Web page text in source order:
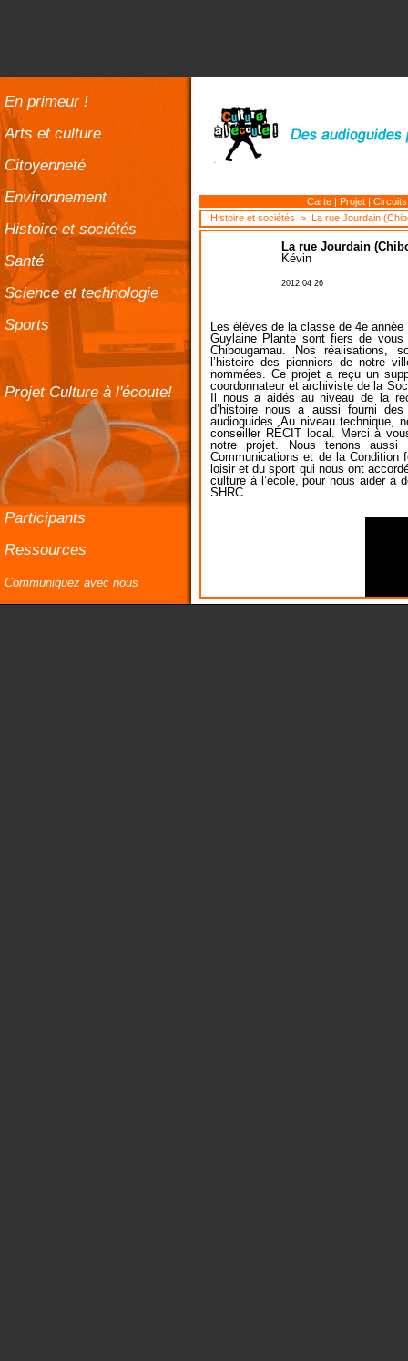
En primeur !
Arts et culture
Citoyenneté
Environnement
Histoire et sociétés
Santé
Science et technologie
Sports
Projet Culture à l'écoute!
Participants
Ressources
Communiquez avec nous
Carte | Projet |
Histoire et sociétés > La rue Jourdain
La rue Jourdain
Kévin
2012 04 26
Les élèves de la classe de 4e
Guylaine Plante sont fiers de
Chibougamau. Nos réalisations,
l’histoire des pionniers de notre
nommées. Ce projet a reçu un
coordonnateur et archiviste de la
Il nous a aidés au niveau de la
d’histoire nous a aussi fourni
audioguides. Au niveau technique,
conseiller RÉCIT local. Merci à
notre projet. Nous tenons
Communications et de la Condition
loisir et du sport qui nous ont
culture à l’école, pour nous aider à
SHRC.